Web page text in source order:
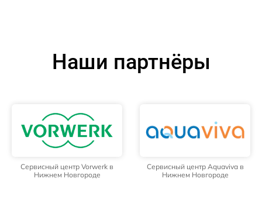
Наши партнёры
Сервисный центр Vorwerk в
Нижнем Новгороде
Сервисный центр Aquaviva в
Нижнем Новгороде